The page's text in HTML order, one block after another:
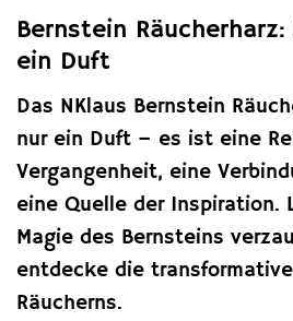
Bernstein
ein Duft
Das NKlaus Bernstein
nur ein Duft – es ist eine
Vergangenheit, eine
eine Quelle der Inspiration.
Magie des Bernsteins
entdecke die
Räucherns.